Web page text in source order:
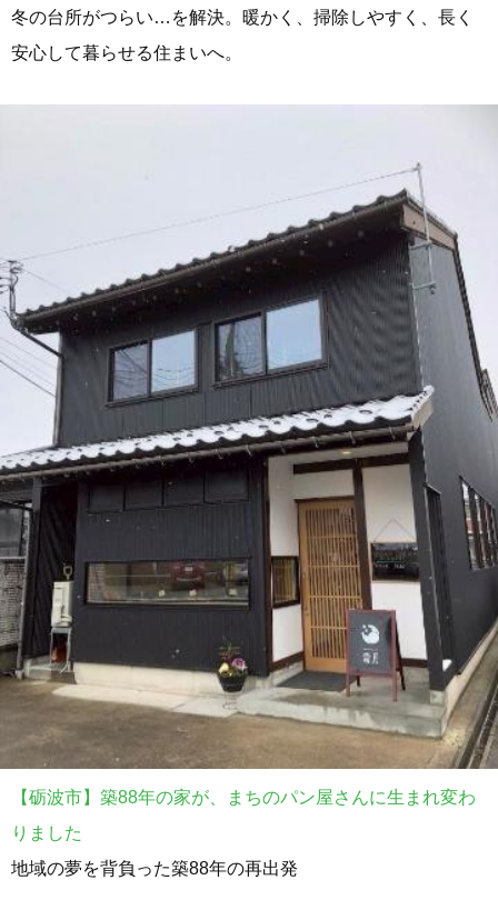
冬の台所がつらい…を解決。暖かく、掃除しやすく、長く
安心して暮らせる住まいへ。
【砺波市】築88年の家が、まちのパン屋さんに生まれ変わ
りました
地域の夢を背負った築88年の再出発